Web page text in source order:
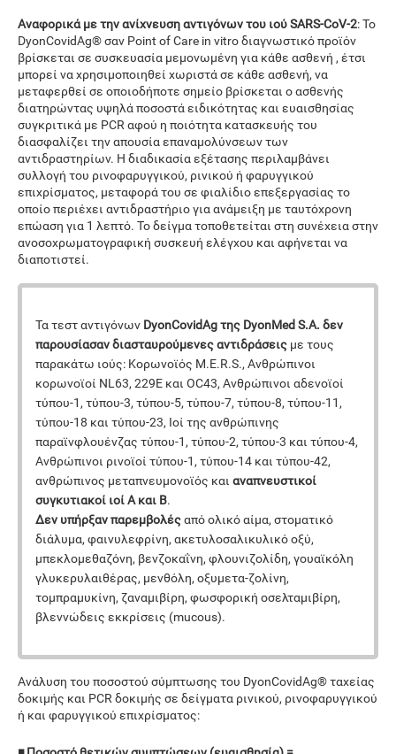
Αναφορικά με την ανίχνευση αντιγόνων του ιού SARS-CoV-2: Το
DyonCovidAg® σαν Point of Care in vitro διαγνωστικό προϊόν
βρίσκεται σε συσκευασία μεμονωμένη για κάθε ασθενή , έτσι
μπορεί να χρησιμοποιηθεί χωριστά σε κάθε ασθενή, να
μεταφερθεί σε οποιοδήποτε σημείο βρίσκεται ο ασθενής
διατηρώντας υψηλά ποσοστά ειδικότητας και ευαισθησίας
συγκριτικά με PCR αφού η ποιότητα κατασκευής του
διασφαλίζει την απουσία επαναμολύνσεων των
αντιδραστηρίων. Η διαδικασία εξέτασης περιλαμβάνει
συλλογή του ρινοφαρυγγικού, ρινικού ή φαρυγγικού
επιχρίσματος, μεταφορά του σε φιαλίδιο επεξεργασίας το
οποίο περιέχει αντιδραστήριο για ανάμειξη με ταυτόχρονη
επώαση για 1 λεπτό. Το δείγμα τοποθετείται στη συνέχεια στην
ανοσοχρωματογραφική συσκευή ελέγχου και αφήνεται να
διαποτιστεί.
Τα τεστ αντιγόνων DyonCovidAg της DyonMed S.A. δεν
παρουσίασαν διασταυρούμενες αντιδράσεις με τους
παρακάτω ιούς: Κορωνοϊός M.E.R.S., Ανθρώπινοι
κορωνοϊοί NL63, 229E και OC43, Ανθρώπινοι αδενοϊοί
τύπου-1, τύπου-3, τύπου-5, τύπου-7, τύπου-8, τύπου-11,
τύπου-18 και τύπου-23, Ιοί της ανθρώπινης
παραϊνφλουένζας τύπου-1, τύπου-2, τύπου-3 και τύπου-4,
Ανθρώπινοι ρινοϊοί τύπου-1, τύπου-14 και τύπου-42,
ανθρώπινος μεταπνευμονοϊός και αναπνευστικοί
συγκυτιακοί ιοί Α και Β.
Δεν υπήρξαν παρεμβολέςαπό ολικό αίμα, στοματικό
διάλυμα, φαινυλεφρίνη, ακετυλοσαλικυλικό οξύ,
μπεκλομεθαζόνη, βενζοκαΐνη, φλουνιζολίδη, γουαϊκόλη
γλυκερυλαιθέρας, μενθόλη, οξυμετα-ζολίνη,
τομπραμυκίνη, ζαναμιβίρη, φωσφορική οσελταμιβίρη,
βλεννώδεις εκκρίσεις (mucous).
Ανάλυση του ποσοστού σύμπτωσης του DyonCovidAg® ταχείας
δοκιμής και PCR δοκιμής σε δείγματα ρινικού, ρινοφαρυγγικού
ή και φαρυγγικού επιχρίσματος: